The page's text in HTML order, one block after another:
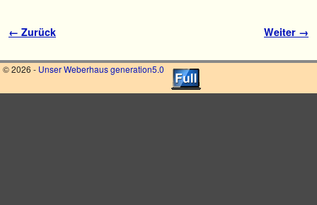
Bilder-Navigation
← Zurück Weiter →
© 2026 - Unser Weberhaus generation5.0